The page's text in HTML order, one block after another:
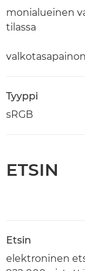
monialueinen
tilassa
Tyyppi
sRGB
ETSIN
Etsin
elektroninen